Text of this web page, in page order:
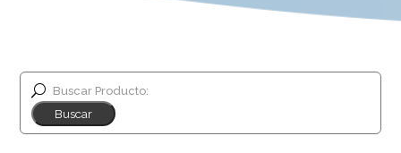
Buscar Producto: